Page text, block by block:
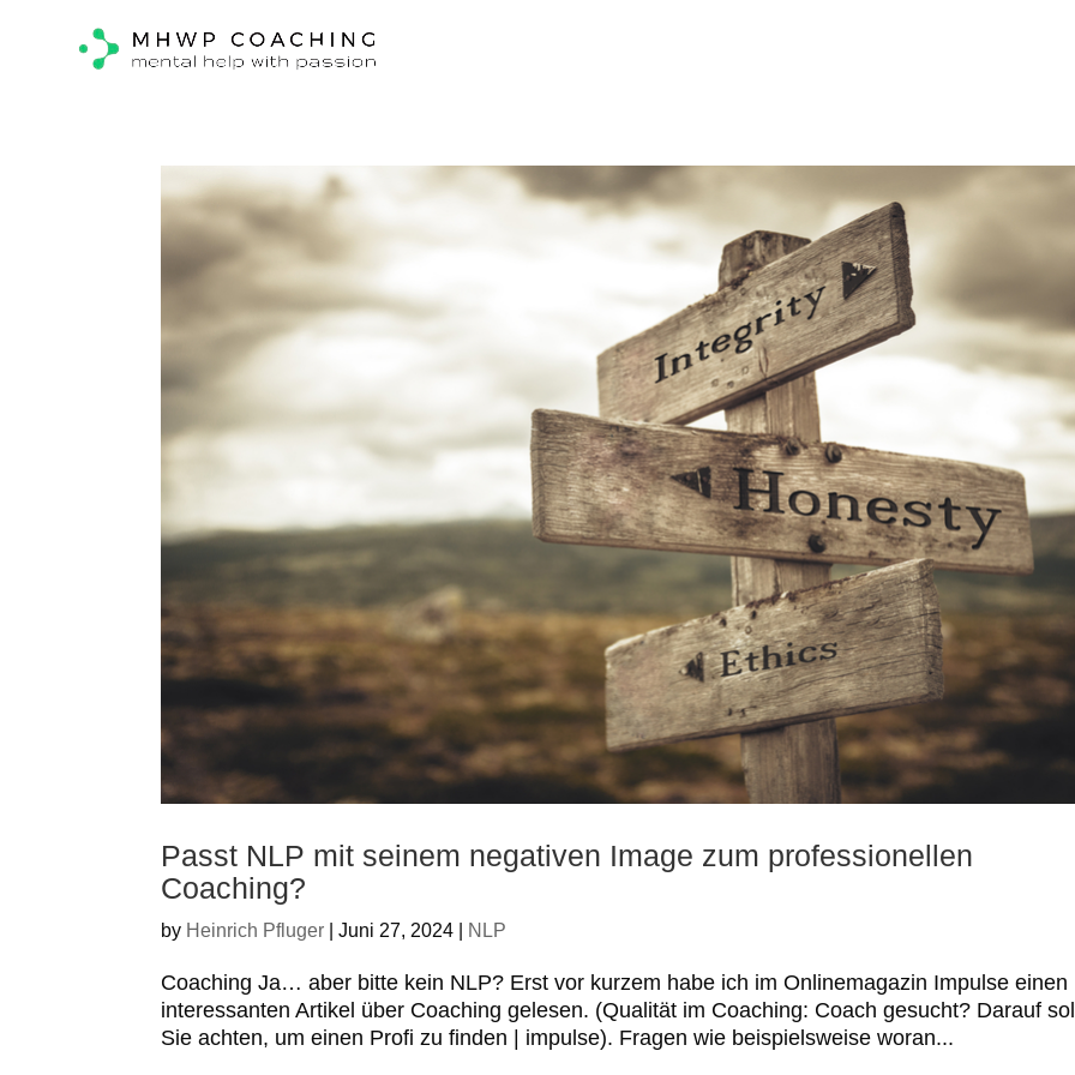
Passt NLP mit seinem negativen Image zum professionellen
Coaching?
by Heinrich Pfluger |Juni 27, 2024 NLP
Coaching Ja… aber bitte kein NLP? Erst vor kurzem habe ich im Onlinemagazin Impulse einen
interessanten Artikel über Coaching gelesen. (Qualität im Coaching: Coach gesucht? Darauf
Sie achten, um einen Profi zu finden | impulse). Fragen wie beispielsweise woran...